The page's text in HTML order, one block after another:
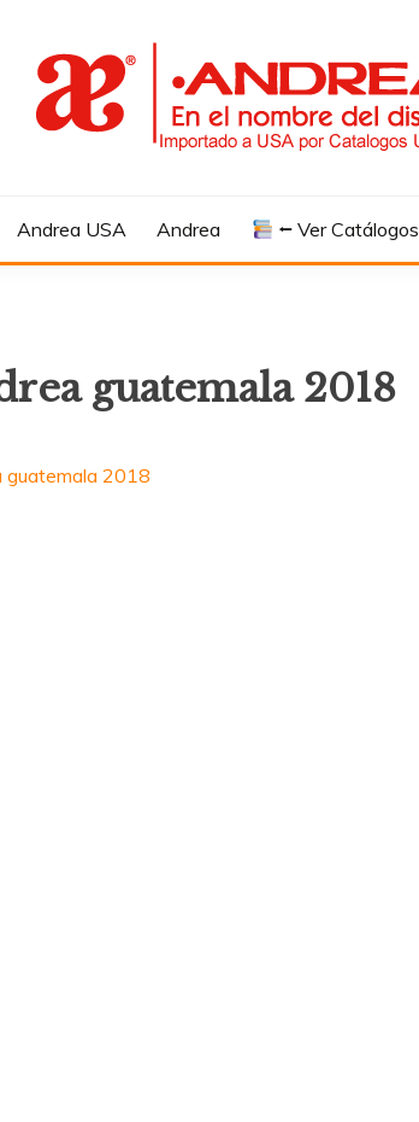
Andrea USA Andrea ⭠ Ver Catálogos
guatemala 2018
guatemala 2018